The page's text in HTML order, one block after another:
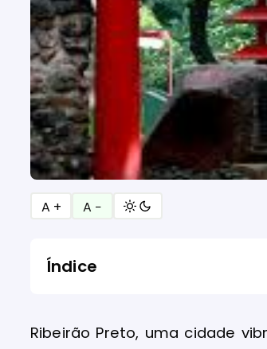
A + A −
Índice
Ribeirão Preto, uma cidade